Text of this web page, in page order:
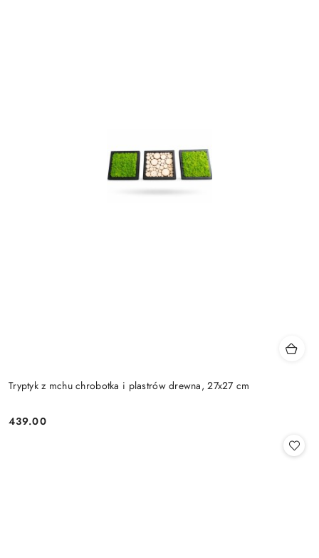
Tryptyk z mchu chrobotka i plastrów drewna, 27x27 cm
Cena:
439.00